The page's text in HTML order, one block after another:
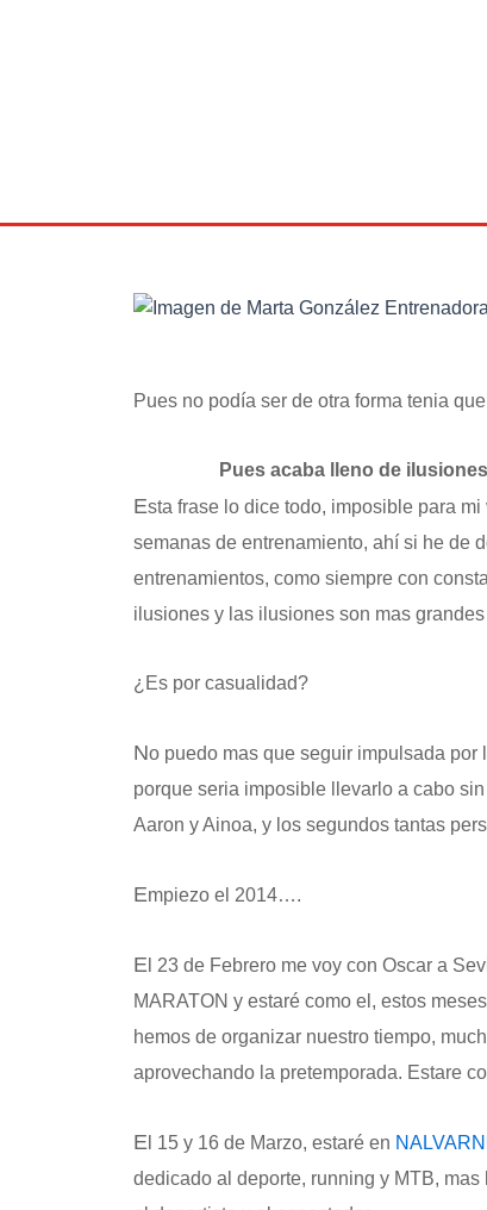
Pues no podía ser de otra forma tenia
Pues acaba lleno de
Esta frase lo dice todo, imposible para
semanas de entrenamiento, ahí si he de
entrenamientos, como siempre con
ilusiones y las ilusiones son mas
¿Es por casualidad?
No puedo mas que seguir impulsada por
porque seria imposible llevarlo a cabo
Aaron y Ainoa, y los segundos tantas
Empiezo el 2014….
E l 23 de Febrero me voy con Oscar a
MARATON y estaré como el, estos
hemos de organizar nuestro tiempo,
aprovechando la pretemporada. Estare
E l 15 y 16 de Marzo, estaré en
dedicado al deporte, running y MTB,